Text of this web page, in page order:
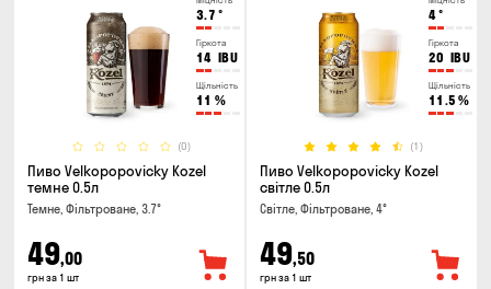
3.7 °
Гіркота
14 IBU
Щільність
11 %
(0)
Пиво Velkopopovicky Kozel
темне 0.5л
Темне, Фільтроване, 3.7°
49,00
грн за 1 шт
4°
Гіркота
20 IBU
Щільність
11.5 %
(1)
Пиво Velkopopovicky Kozel
світле 0.5л
Світле, Фільтроване, 4°
49,50
грн за 1 шт